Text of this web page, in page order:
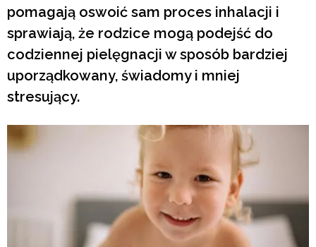
pomagają oswoić sam proces inhalacji i
sprawiają, że rodzice mogą podejść do
codziennej pielęgnacji w sposób bardziej
uporządkowany, świadomy i mniej
stresujący.